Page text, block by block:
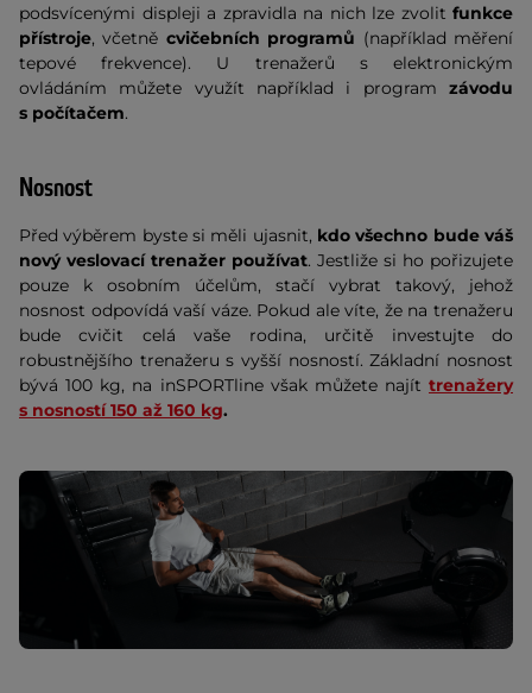
podsvícenými displeji a zpravidla na nich lze zvolit funkce
přístroje, včetně cvičebních programů (například měření
tepové frekvence). U trenažerů s elektronickým
ovládáním můžete využít například i program závodu
s počítačem.
Nosnost
Před výběrem byste si měli ujasnit, kdo všechno bude váš
nový veslovací trenažer používat. Jestliže si ho pořizujete
pouze k osobním účelům, stačí vybrat takový, jehož
nosnost odpovídá vaší váze. Pokud ale víte, že na trenažeru
bude cvičit celá vaše rodina, určitě investujte do
robustnějšího trenažeru s vyšší nosností. Základní nosnost
bývá 100 kg, na inSPORTline však můžete najít trenažery
s nosností 150 až 160 kg.